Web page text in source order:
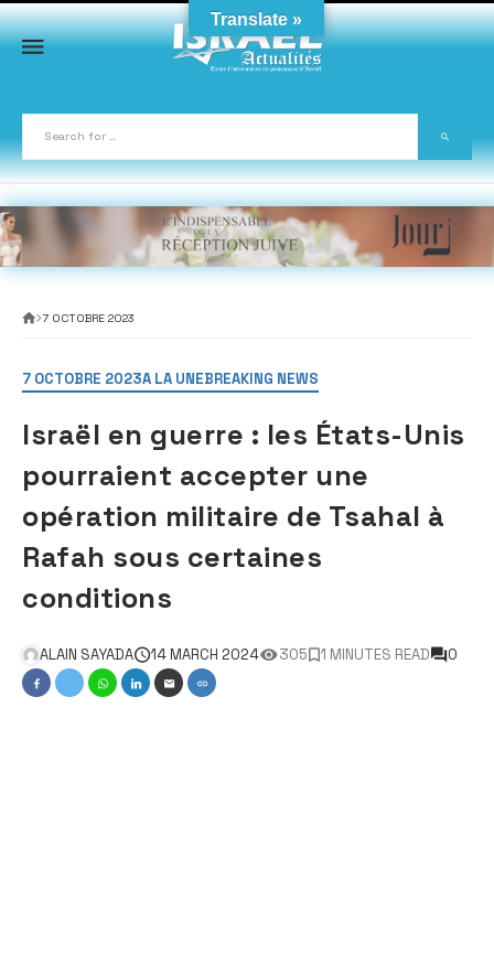
Skip
to
content
7 OCTOBRE 2023
7 OCTOBRE 2023A LA UNEBREAKING NEWS
Israël en guerre : les États-Unis
pourraient accepter une
opération militaire de Tsahal à
Rafah sous certaines
conditions
ALAIN SAYADA 14 MARCH 2024 305 1 MINUTES READ 0
Translate »